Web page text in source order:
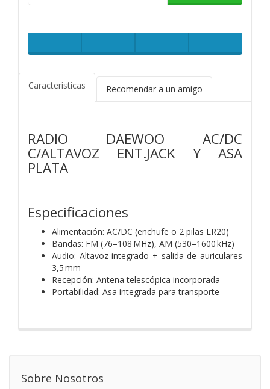
Características Recomendar a un amigo
RADIO DAEWOO AC/DC
C/ALTAVOZ ENT.JACK Y ASA
PLATA
Especificaciones
Alimentación: AC/DC (enchufe o 2 pilas LR20)
Bandas: FM (76–108 MHz), AM (530–1600 kHz)
Audio: Altavoz integrado + salida de auriculares
3,5 mm
Recepción: Antena telescópica incorporada
Portabilidad: Asa integrada para transporte
Sobre Nosotros